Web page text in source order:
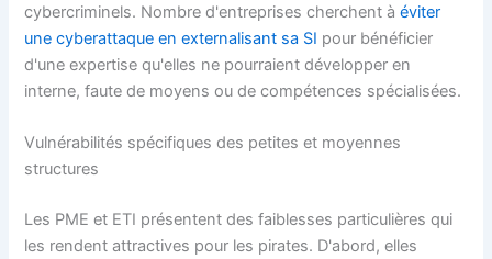
cybercriminels. Nombre d'entreprises cherchent àéviter
une cyberattaque en externalisant sa SI pour bénéficier
d'une expertise qu'elles ne pourraient développer en
interne, faute de moyens ou de compétences spécialisées.
Vulnérabilités spécifiques des petites et moyennes
structures
Les PME et ETI présentent des faiblesses particulières qui
les rendent attractives pour les pirates. D'abord, elles